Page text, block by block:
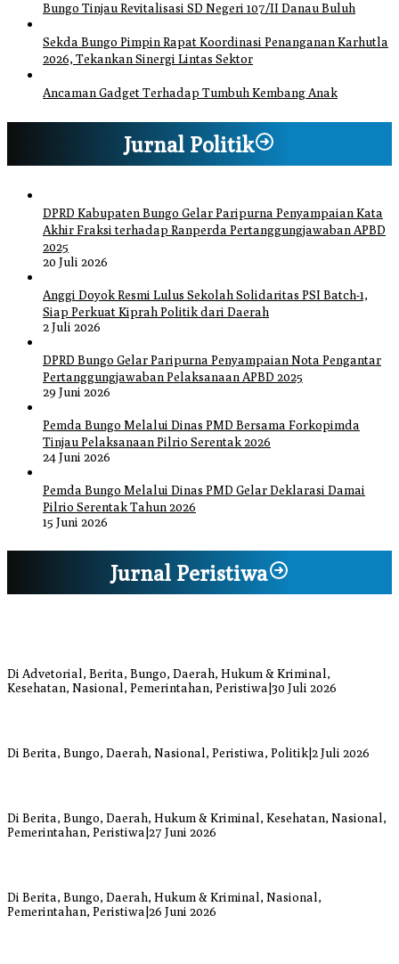
Bungo Tinjau Revitalisasi SD Negeri 107/II Danau Buluh
Sekda Bungo Pimpin Rapat Koordinasi Penanganan Karhutla
2026, Tekankan Sinergi Lintas Sektor
Ancaman Gadget Terhadap Tumbuh Kembang Anak
Jurnal Politik
DPRD Kabupaten Bungo Gelar Paripurna Penyampaian Kata
Akhir Fraksi terhadap Ranperda Pertanggungjawaban APBD
2025
20 Juli 2026
Anggi Doyok Resmi Lulus Sekolah Solidaritas PSI Batch-1,
Siap Perkuat Kiprah Politik dari Daerah
2 Juli 2026
DPRD Bungo Gelar Paripurna Penyampaian Nota Pengantar
Pertanggungjawaban Pelaksanaan APBD 2025
29 Juni 2026
Pemda Bungo Melalui Dinas PMD Bersama Forkopimda
Tinjau Pelaksanaan Pilrio Serentak 2026
24 Juni 2026
Pemda Bungo Melalui Dinas PMD Gelar Deklarasi Damai
Pilrio Serentak Tahun 2026
15 Juni 2026
Jurnal Peristiwa
Di Advetorial, Berita, Bungo, Daerah, Hukum & Kriminal,
Kesehatan, Nasional, Pemerintahan, Peristiwa 30 Juli 2026
Di Berita, Bungo, Daerah, Nasional, Peristiwa, Politik|2 Juli 2026
Di Berita, Bungo, Daerah, Hukum & Kriminal, Kesehatan, Nasional,
Pemerintahan, Peristiwa 27 Juni 2026
Di Berita, Bungo, Daerah, Hukum & Kriminal, Nasional,
Pemerintahan, Peristiwa 26 Juni 2026